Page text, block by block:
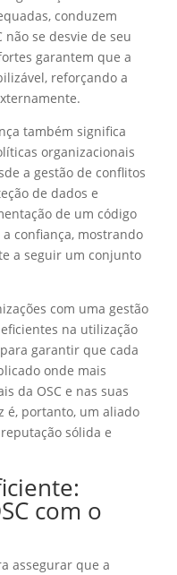
conduzem
se desvie de seu
garantem que a
reforçando a
também significa
organizacionais
a gestão de conflitos
de dados e
de um código
confiança, mostrando
a seguir um conjunto
com uma gestão
na utilização
garantir que cada
onde mais
da OSC e nas suas
é, portanto, um aliado
sólida e
com o
assegurar que a